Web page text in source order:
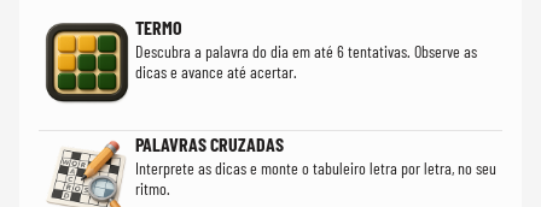
TERMO
Descubra a palavra do dia em até 6 tentativas. Observe as
dicas e avance até acertar.
PALAVRAS CRUZADAS
Interprete as dicas e monte o tabuleiro letra por letra, no seu
ritmo.